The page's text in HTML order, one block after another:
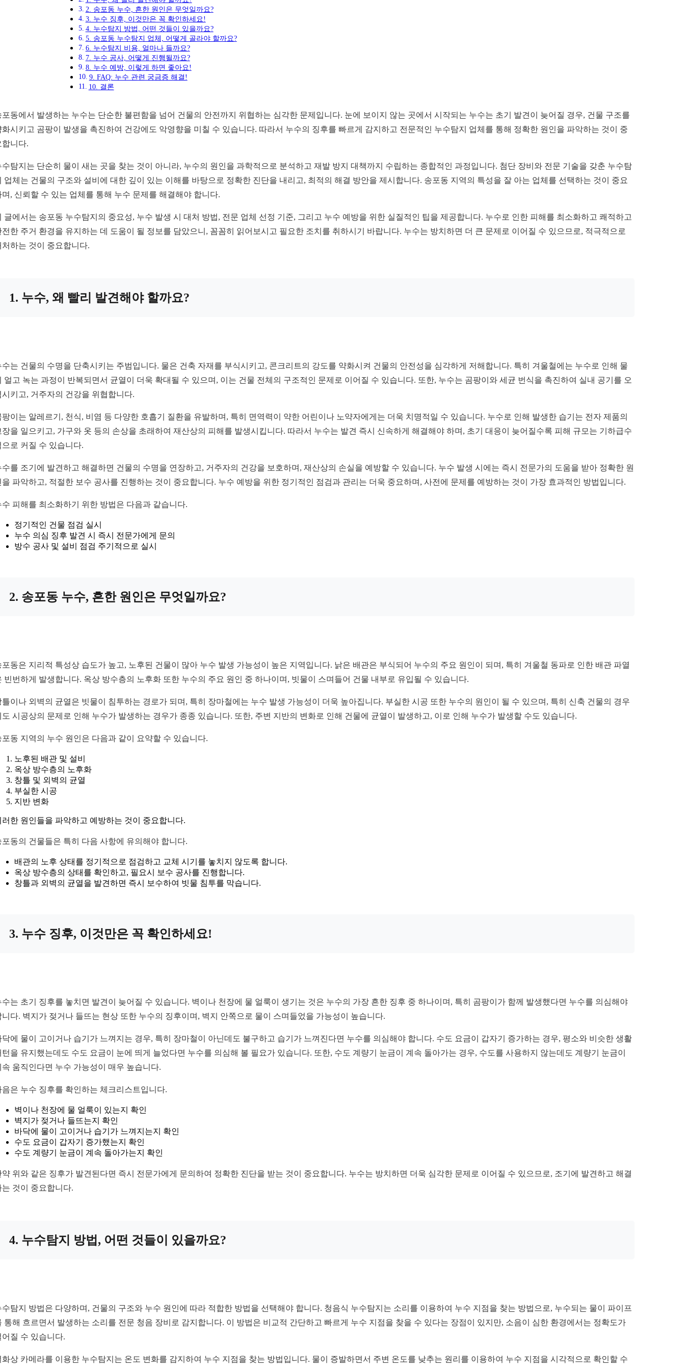
2. 송포동 누수, 흔한 원인은 무엇일까요?
3. 누수 징후, 이것만은 꼭 확인하세요!
4. 누수탐지 방법, 어떤 것들이 있을까요?
5. 송포동 누수탐지 업체, 어떻게 골라야 할까요?
6. 누수탐지 비용, 얼마나 들까요?
7. 누수 공사, 어떻게 진행될까요?
8. 누수 예방, 이렇게 하면 좋아요!
9. FAQ: 누수 관련 궁금증 해결!
10. 결론
포동에서 발생하는 누수는 단순한 불편함을 넘어 건물의 안전까지 위협하는 심각한 문제입니다. 눈에 보이지 않는 곳에서 시작되는 누수는 초기 발견이 늦어질 경우, 건물 구조를
화시키고 곰팡이 발생을 촉진하여 건강에도 악영향을 미칠 수 있습니다. 따라서 누수의 징후를 빠르게 감지하고 전문적인 누수탐지 업체를 통해 정확한 원인을 파악하는 것이 중
합니다.
수탐지는 단순히 물이 새는 곳을 찾는 것이 아니라, 누수의 원인을 과학적으로 분석하고 재발 방지 대책까지 수립하는 종합적인 과정입니다. 첨단 장비와 전문 기술을 갖춘 누수탐
업체는 건물의 구조와 설비에 대한 깊이 있는 이해를 바탕으로 정확한 진단을 내리고, 최적의 해결 방안을 제시합니다. 송포동 지역의 특성을 잘 아는 업체를 선택하는 것이 중요
며, 신뢰할 수 있는 업체를 통해 누수 문제를 해결해야 합니다.
글에서는 송포동 누수탐지의 중요성, 누수 발생 시 대처 방법, 전문 업체 선정 기준, 그리고 누수 예방을 위한 실질적인 팁을 제공합니다. 누수로 인한 피해를 최소화하고 쾌적하고
전한 주거 환경을 유지하는 데 도움이 될 정보를 담았으니, 꼼꼼히 읽어보시고 필요한 조치를 취하시기 바랍니다. 누수는 방치하면 더 큰 문제로 이어질 수 있으므로, 적극적으로
처하는 것이 중요합니다.
1. 누수, 왜 빨리 발견해야 할까요?
수는 건물의 수명을 단축시키는 주범입니다. 물은 건축 자재를 부식시키고, 콘크리트의 강도를 약화시켜 건물의 안전성을 심각하게 저해합니다. 특히 겨울철에는 누수로 인해 물
얼고 녹는 과정이 반복되면서 균열이 더욱 확대될 수 있으며, 이는 건물 전체의 구조적인 문제로 이어질 수 있습니다. 또한, 누수는 곰팡이와 세균 번식을 촉진하여 실내 공기를 오
시키고, 거주자의 건강을 위협합니다.
팡이는 알레르기, 천식, 비염 등 다양한 호흡기 질환을 유발하며, 특히 면역력이 약한 어린이나 노약자에게는 더욱 치명적일 수 있습니다. 누수로 인해 발생한 습기는 전자 제품의
장을 일으키고, 가구와 옷 등의 손상을 초래하여 재산상의 피해를 발생시킵니다. 따라서 누수는 발견 즉시 신속하게 해결해야 하며, 초기 대응이 늦어질수록 피해 규모는 기하급수
으로 커질 수 있습니다.
수를 조기에 발견하고 해결하면 건물의 수명을 연장하고, 거주자의 건강을 보호하며, 재산상의 손실을 예방할 수 있습니다. 누수 발생 시에는 즉시 전문가의 도움을 받아 정확한 원
을 파악하고, 적절한 보수 공사를 진행하는 것이 중요합니다. 누수 예방을 위한 정기적인 점검과 관리는 더욱 중요하며, 사전에 문제를 예방하는 것이 가장 효과적인 방법입니다.
수 피해를 최소화하기 위한 방법은 다음과 같습니다.
정기적인 건물 점검 실시
누수 의심 징후 발견 시 즉시 전문가에게 문의
방수 공사 및 설비 점검 주기적으로 실시
2. 송포동 누수, 흔한 원인은 무엇일까요?
포동은 지리적 특성상 습도가 높고, 노후된 건물이 많아 누수 발생 가능성이 높은 지역입니다. 낡은 배관은 부식되어 누수의 주요 원인이 되며, 특히 겨울철 동파로 인한 배관 파열
빈번하게 발생합니다. 옥상 방수층의 노후화 또한 누수의 주요 원인 중 하나이며, 빗물이 스며들어 건물 내부로 유입될 수 있습니다.
틀이나 외벽의 균열은 빗물이 침투하는 경로가 되며, 특히 장마철에는 누수 발생 가능성이 더욱 높아집니다. 부실한 시공 또한 누수의 원인이 될 수 있으며, 특히 신축 건물의 경우
도 시공상의 문제로 인해 누수가 발생하는 경우가 종종 있습니다. 또한, 주변 지반의 변화로 인해 건물에 균열이 발생하고, 이로 인해 누수가 발생할 수도 있습니다.
포동 지역의 누수 원인은 다음과 같이 요약할 수 있습니다.
노후된 배관 및 설비
옥상 방수층의 노후화
창틀 및 외벽의 균열
부실한 시공
지반 변화
러한 원인들을 파악하고 예방하는 것이 중요합니다.
포동의 건물들은 특히 다음 사항에 유의해야 합니다.
배관의 노후 상태를 정기적으로 점검하고 교체 시기를 놓치지 않도록 합니다.
옥상 방수층의 상태를 확인하고, 필요시 보수 공사를 진행합니다.
창틀과 외벽의 균열을 발견하면 즉시 보수하여 빗물 침투를 막습니다.
3. 누수 징후, 이것만은 꼭 확인하세요!
수는 초기 징후를 놓치면 발견이 늦어질 수 있습니다. 벽이나 천장에 물 얼룩이 생기는 것은 누수의 가장 흔한 징후 중 하나이며, 특히 곰팡이가 함께 발생했다면 누수를 의심해야
니다. 벽지가 젖거나 들뜨는 현상 또한 누수의 징후이며, 벽지 안쪽으로 물이 스며들었을 가능성이 높습니다.
닥에 물이 고이거나 습기가 느껴지는 경우, 특히 장마철이 아닌데도 불구하고 습기가 느껴진다면 누수를 의심해야 합니다. 수도 요금이 갑자기 증가하는 경우, 평소와 비슷한 생활
턴을 유지했는데도 수도 요금이 눈에 띄게 늘었다면 누수를 의심해 볼 필요가 있습니다. 또한, 수도 계량기 눈금이 계속 돌아가는 경우, 수도를 사용하지 않는데도 계량기 눈금이
속 움직인다면 누수 가능성이 매우 높습니다.
음은 누수 징후를 확인하는 체크리스트입니다.
벽이나 천장에 물 얼룩이 있는지 확인
벽지가 젖거나 들뜨는지 확인
바닥에 물이 고이거나 습기가 느껴지는지 확인
수도 요금이 갑자기 증가했는지 확인
수도 계량기 눈금이 계속 돌아가는지 확인
약 위와 같은 징후가 발견된다면 즉시 전문가에게 문의하여 정확한 진단을 받는 것이 중요합니다. 누수는 방치하면 더욱 심각한 문제로 이어질 수 있으므로, 조기에 발견하고 해결
는 것이 중요합니다.
4. 누수탐지 방법, 어떤 것들이 있을까요?
수탐지 방법은 다양하며, 건물의 구조와 누수 원인에 따라 적합한 방법을 선택해야 합니다. 청음식 누수탐지는 소리를 이용하여 누수 지점을 찾는 방법으로, 누수되는 물이 파이프
통해 흐르면서 발생하는 소리를 전문 청음 장비로 감지합니다. 이 방법은 비교적 간단하고 빠르게 누수 지점을 찾을 수 있다는 장점이 있지만, 소음이 심한 환경에서는 정확도가
어질 수 있습니다.
화상 카메라를 이용한 누수탐지는 온도 변화를 감지하여 누수 지점을 찾는 방법입니다. 물이 증발하면서 주변 온도를 낮추는 원리를 이용하여 누수 지점을 시각적으로 확인할 수